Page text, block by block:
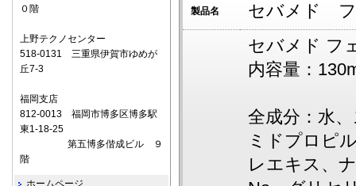
製品名 セバメド
セバメド フ
内容量：
全成分：水
ミドプロピ
レエキス、
０階
上野テクノセンター
518-0131 三重県伊賀市ゆめが
丘7-3
福岡支店
812-0013 福岡市博多区博多駅
東1-18-25
第五博多偕成ビル ９
階
ホームページ